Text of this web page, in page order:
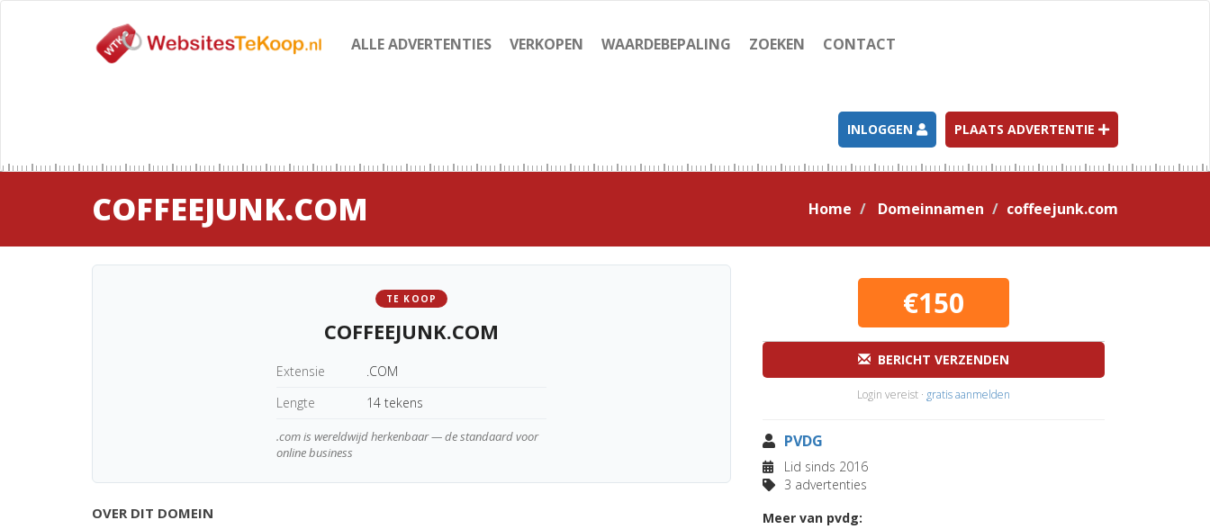
ALLE ADVERTENTIES VERKOPEN WAARDEBEPALING ZOEKEN CONTACT
INLOGGEN PLAATS ADVERTENTIE
COFFEEJUNK.COM Home Domeinnamen coffeejunk.com
TE KOOP
COFFEEJUNK.COM
Extensie
.COM
Lengte
14 tekens
.com is wereldwijd herkenbaar — de standaard voor
online business
OVER DIT DOMEIN
€150
BERICHT VERZENDEN
Login vereist · gratis aanmelden
PVDG
Lid sinds 2016
3 advertenties
Meer van pvdg: